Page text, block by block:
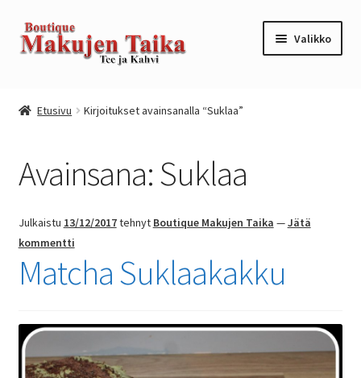
Siirry
navigointiin
Siirry
sisältöön
Valikko
Kassa
Kauppa
Oma tili
Tilaus- ja sopimusehdot
Etusivu Kirjoitukset avainsanalla “Suklaa”
Avainsana:Suklaa
Julkaistu 13/12/2017tehnyt Boutique Makujen Taika —Jätä
kommentti
Matcha Suklaakakku